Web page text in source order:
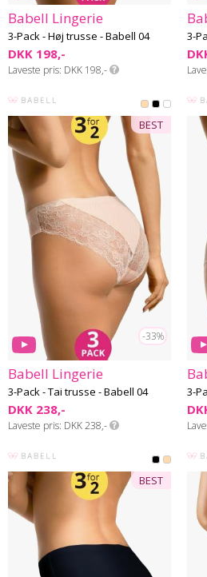
Babell Lingerie
3-Pack - Høj trusse - Babell 04
DKK 198,-
Laveste pris DKK 198,-
3-
-33%
BEST
Babell Lingerie
3-Pack - Tai trusse - Babell 04
DKK 238,-
Laveste pris DKK 238,-
3-
BEST